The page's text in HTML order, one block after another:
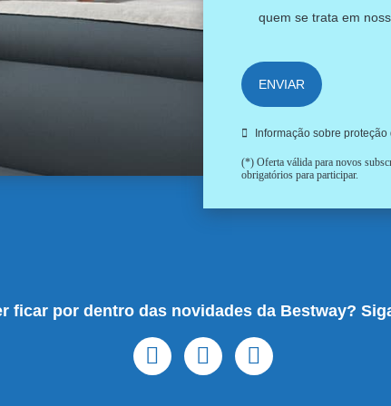
quem se trata em
ENVIAR
Informação sobre proteção
(*) Oferta válida para novos
obrigatórios para participar.
ficar por dentro das novidades da Bestway?